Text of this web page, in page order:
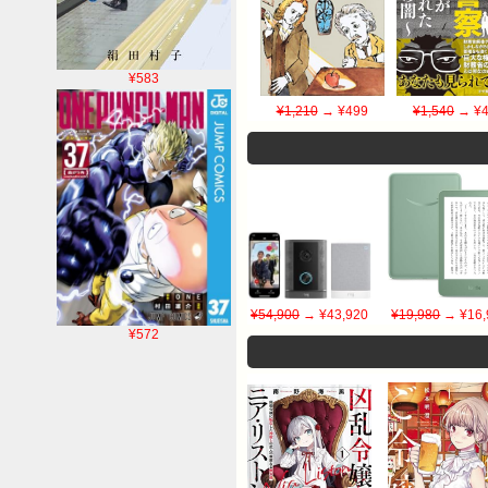
¥583
¥572
¥1,210→ ¥499 ¥1,540 →
¥54,900 → ¥43,920 ¥19,980→